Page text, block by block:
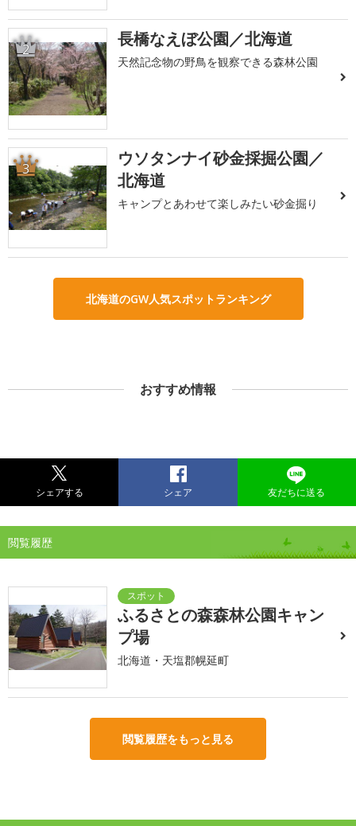
2 長橋なえぼ公園／北海道
天然記念物の野鳥を観察できる森林公園
3
ウソタンナイ砂金採掘公園／
北海道
キャンプとあわせて楽しみたい砂金掘り
北海道のGW人気スポットランキング
おすすめ情報
シェアする シェア 友だちに送る
閲覧履歴
ふるさとの森森林公園キャン
プ場
北海道・天塩郡幌延町
閲覧履歴をもっと見る